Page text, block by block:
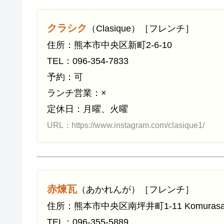
クラシク （Clasique）［フレンチ］
住所：熊本市中央区新町2-6-10
TEL：096-354-7833
予約：可
ランチ営業：×
定休日：月曜、火曜
URL：https://www.instagram.com/clasique1/
赤煉瓦（あかれんが）［フレンチ］
住所：熊本市中央区南坪井町1-11